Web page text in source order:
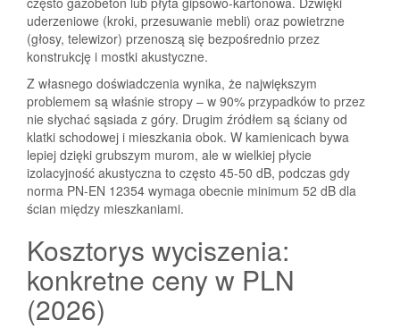
uderzeniowe (kroki, przesuwanie mebli) oraz powietrzne
(głosy, telewizor) przenoszą się bezpośrednio przez
konstrukcję i mostki akustyczne.
Z własnego doświadczenia wynika, że największym
problemem są właśnie stropy – w 90% przypadków to przez
nie słychać sąsiada z góry. Drugim źródłem są ściany od
klatki schodowej i mieszkania obok. W kamienicach bywa
lepiej dzięki grubszym murom, ale w wielkiej płycie
izolacyjność akustyczna to często 45-50 dB, podczas gdy
norma PN-EN 12354 wymaga obecnie minimum 52 dB dla
ścian między mieszkaniami.
Kosztorys wyciszenia:
konkretne ceny w PLN
(2026)